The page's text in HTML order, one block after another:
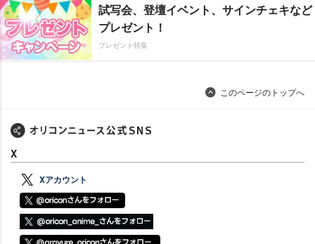
試写会、登壇イベント、サインチェキなど
プレゼント！
プレゼント特集
このページのトップへ
X
Xアカウント